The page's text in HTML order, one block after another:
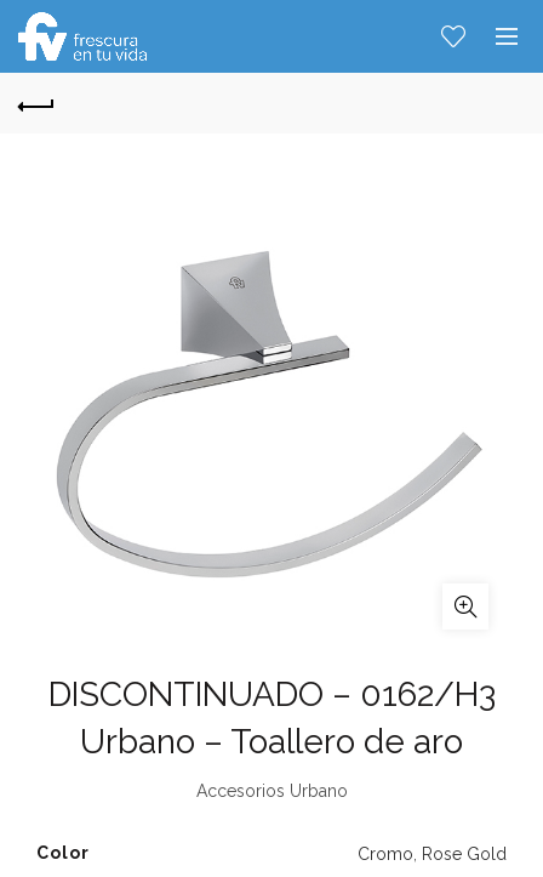
DISCONTINUADO – 0162/H3
Urbano – Toallero de aro
Accesorios Urbano
Color Cromo Rose Gold
Solo tenes que decirme: Hola